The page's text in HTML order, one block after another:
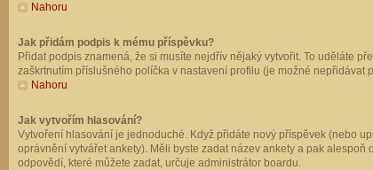
Nahoru
Jak přidám podpis k mému příspěvku?
Přidat podpis znamená, že si musíte nejdřív nějaký vytvořit. To uděláte
zaškrtnutím příslušného políčka v nastavení profilu (je možné nepřidávat
Nahoru
Jak vytvořím hlasování?
Vytvoření hlasování je jednoduché. Když přidáte nový příspěvek (nebo
oprávnění vytvářet ankety). Měli byste zadat název ankety a pak
odpovědí, které můžete zadat, určuje administrátor boardu.